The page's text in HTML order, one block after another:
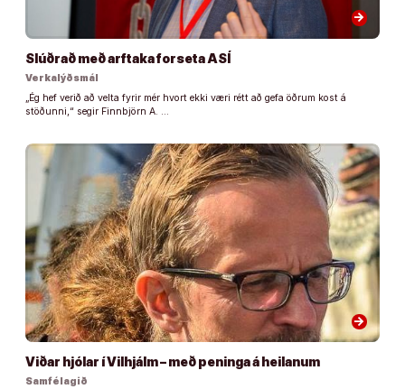
arrow_forward
Slúðrað með arftaka forseta ASÍ
Verkalýðsmál
„Ég hef verið að velta fyrir mér hvort ekki væri rétt að gefa öðrum kost á
stöðunni,“ segir Finnbjörn A. …
arrow_forward
Viðar hjólar í Vilhjálm – með peninga á heilanum
Samfélagið